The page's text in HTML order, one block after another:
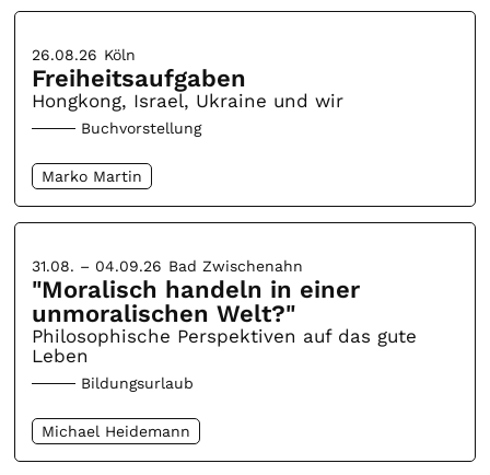
26.08.26 Köln
Freiheitsaufgaben
Hongkong, Israel, Ukraine und wir
Buchvorstellung
Marko Martin
31.08. – 04.09.26 Bad Zwischenahn
"Moralisch handeln in einer
unmoralischen Welt?"
Philosophische Perspektiven auf das gute
Leben
Bildungsurlaub
Michael Heidemann